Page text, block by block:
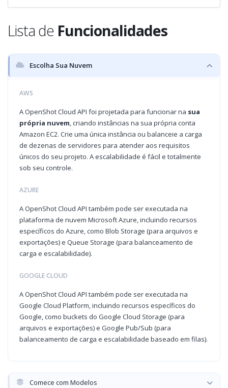
Lista de Funcionalidades
Escolha Sua Nuvem
AWS
A OpenShot Cloud API foi projetada para funcionar na sua
própria nuvem, criando instâncias na sua própria conta
Amazon EC2. Crie uma única instância ou balanceie a carga
de dezenas de servidores para atender aos requisitos
únicos do seu projeto. A escalabilidade é fácil e totalmente
sob seu controle.
AZURE
A OpenShot Cloud API também pode ser executada na
plataforma de nuvem Microsoft Azure, incluindo recursos
específicos do Azure, como Blob Storage (para arquivos e
exportações) e Queue Storage (para balanceamento de
carga e escalabilidade).
GOOGLE CLOUD
A OpenShot Cloud API também pode ser executada na
Google Cloud Platform, incluindo recursos específicos do
Google, como buckets do Google Cloud Storage (para
arquivos e exportações) e Google Pub/Sub (para
balanceamento de carga e escalabilidade baseado em filas).
Comece com Modelos